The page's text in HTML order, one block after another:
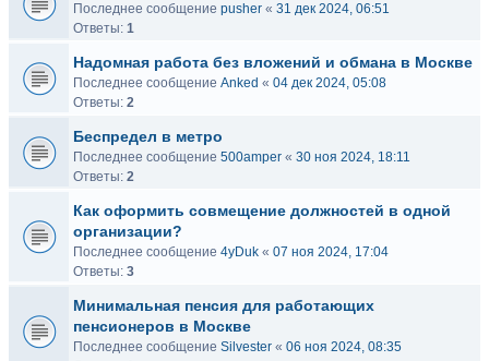
Последнее сообщение pusher « 31 дек 2024, 06:51
Ответы: 1
Надомная работа без вложений и обмана в Москве
Последнее сообщение Anked « 04 дек 2024, 05:08
Ответы: 2
Беспредел в метро
Последнее сообщение 500amper « 30 ноя 2024, 18:11
Ответы: 2
Как оформить совмещение должностей в одной
организации?
Последнее сообщение 4yDuk « 07 ноя 2024, 17:04
Ответы: 3
Минимальная пенсия для работающих
пенсионеров в Москве
Последнее сообщение Silvester « 06 ноя 2024, 08:35